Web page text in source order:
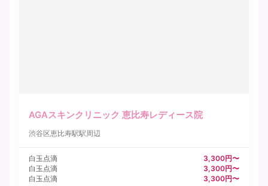
AGAスキンクリニック 恵比寿レディース院
渋谷区恵比寿駅駅周辺
白玉点滴
3,300円〜
白玉点滴
3,300円〜
白玉点滴
3,300円〜